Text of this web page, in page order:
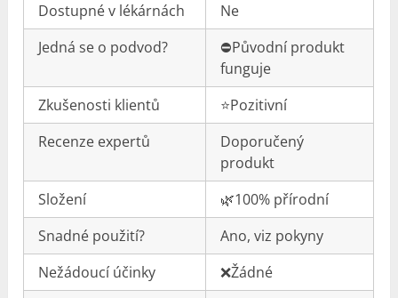
Dostupné v lékárnách
Ne
Jedná se o podvod?
⛔️Původní produkt
funguje
Zkušenosti klientů
⭐️Pozitivní
Recenze expertů
Doporučený
produkt
Složení
🌿100% přírodní
Snadné použití?
Ano, viz pokyny
Nežádoucí účinky
❌Žádné